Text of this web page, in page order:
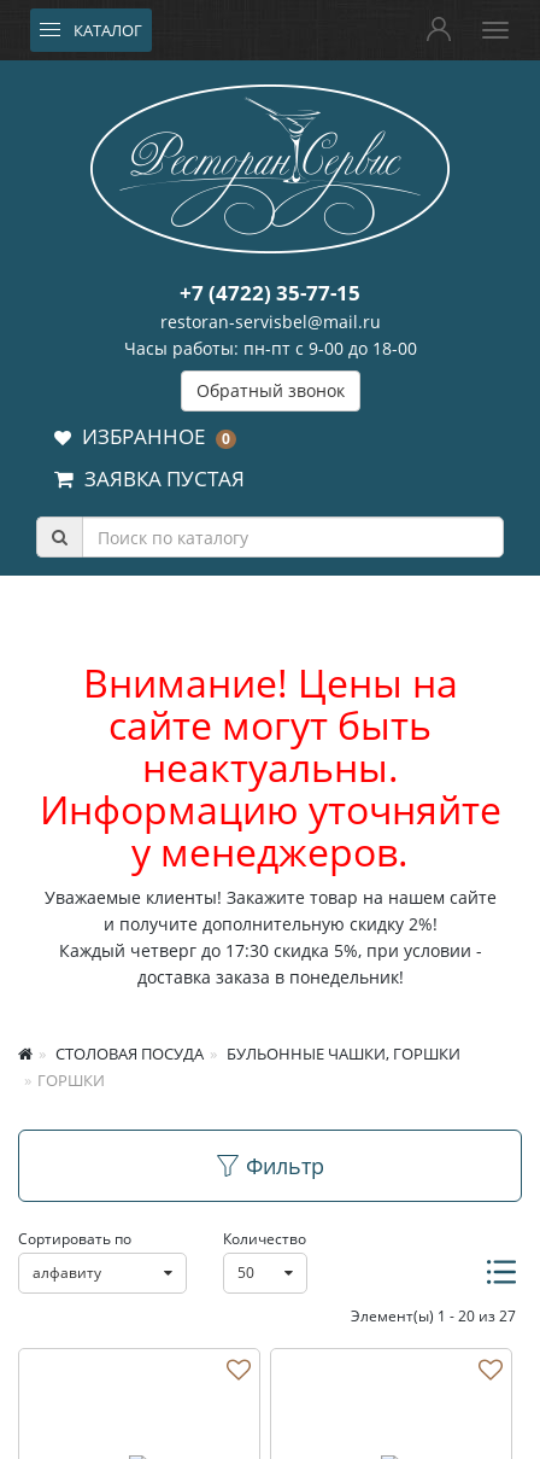
КАТАЛОГ
+7 (4722) 35-77-15
restoran-servisbel@mail.ru
Часы работы: пн-пт с 9-00 до 18-00
Обратный звонок
ИЗБРАННОЕ 0
ЗАЯВКА ПУСТАЯ
Внимание! Цены на
сайте могут быть
неактуальны.
Информацию уточняйте
у менеджеров.
Уважаемые клиенты! Закажите товар на нашем сайте
и получите дополнительную скидку 2%!
Каждый четверг до 17:30 скидка 5%, при условии -
доставка заказа в понедельник!
СТОЛОВАЯ ПОСУДА
БУЛЬОННЫЕ ЧАШКИ, ГОРШКИ
ГОРШКИ
Фильтр
Сортировать по
алфавиту
Количество
50
Элемент(ы) 1 - 20 из 27